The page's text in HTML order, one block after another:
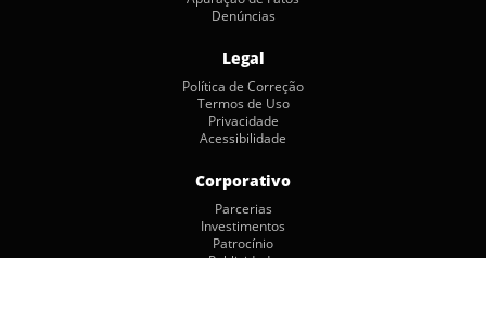
Denúncias
Legal
Política de Correção
Termos de Uso
Privacidade
Acessibilidade
Corporativo
Parcerias
Investimentos
Patrocínio
Publicidade